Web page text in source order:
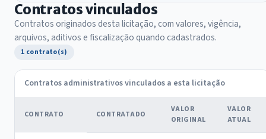
Contratos vinculados
Contratos originados desta licitação, com valores, vigência,
arquivos, aditivos e fiscalização quando cadastrados.
1 contrato(s)
Contratos administrativos vinculados a esta licitação
CONTRATO CONTRATADO
VALOR
ORIGINAL
VALOR
ATUAL